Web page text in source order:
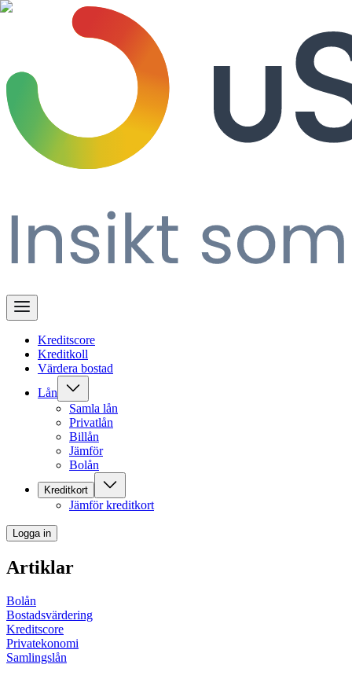
Kreditscore
Kreditkoll
Värdera bostad
Lån
Samla lån
Privatlån
Billån
Jämför
Bolån
Kreditkort
Jämför kreditkort
Logga in
Artiklar
Bolån
Bostadsvärdering
Kreditscore
Privatekonomi
Samlingslån